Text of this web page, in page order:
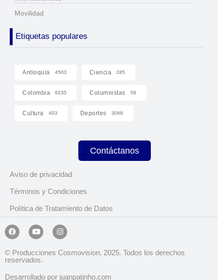
Movilidad
Etiquetas populares
Antioquia 4503 Ciencia 285
Colombia 6235 Columnistas 58
Cultura 403 Deportes 3068
Contáctanos
Aviso de privacidad
Términos y Condiciones
Política de Tratamiento de Datos
© Producciones Cosmovision, 2025. Todos los derechos
reservados.
Desarrollado por juanpatinho.com